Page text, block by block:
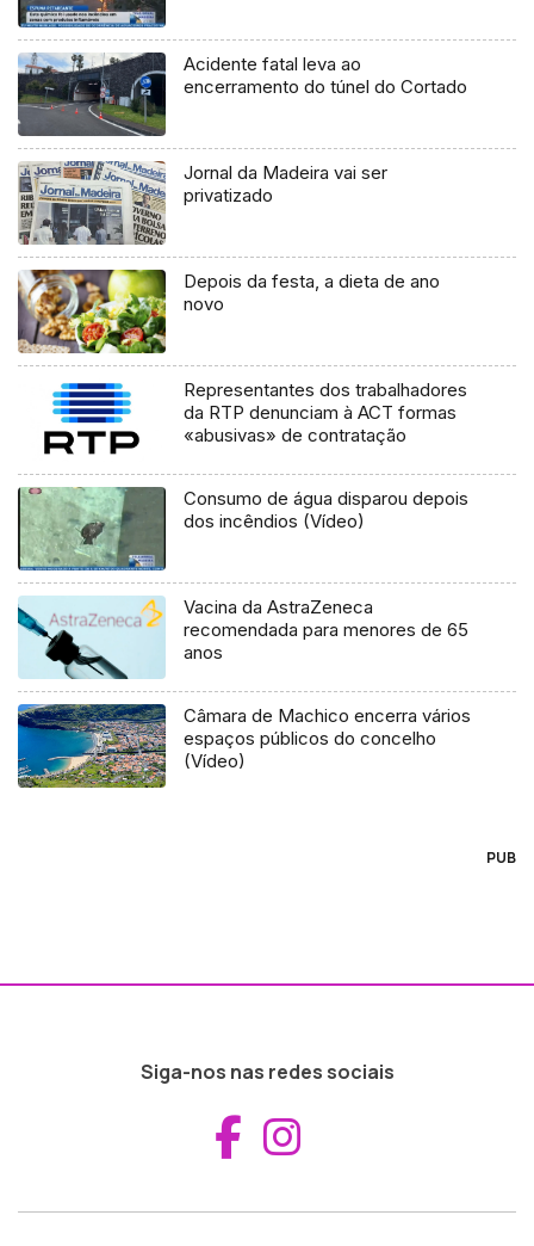
Acidente fatal leva ao
encerramento do túnel do Cortado
Jornal da Madeira vai ser
privatizado
Depois da festa, a dieta de ano
novo
Representantes dos trabalhadores
da RTP denunciam à ACT formas
«abusivas» de contratação
Consumo de água disparou depois
dos incêndios (Vídeo)
Vacina da AstraZeneca
recomendada para menores de 65
anos
Câmara de Machico encerra vários
espaços públicos do concelho
(Vídeo)
PUB
Siga-nos nas redes sociais
Aceder ao